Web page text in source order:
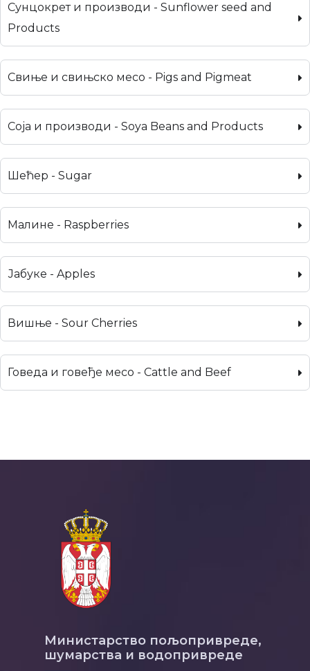
Сунцокрет и производи - Sunflower seed and
Products
Свиње и свињско месо - Pigs and Pigmeat
Соја и производи - Soya Beans and Products
Шећер - Sugar
Малине - Raspberries
Јабуке - Apples
Вишње - Sour Cherries
Говеда и говеђе месо - Cattle and Beef
Министарство пољопривреде,
шумарства и водопривреде